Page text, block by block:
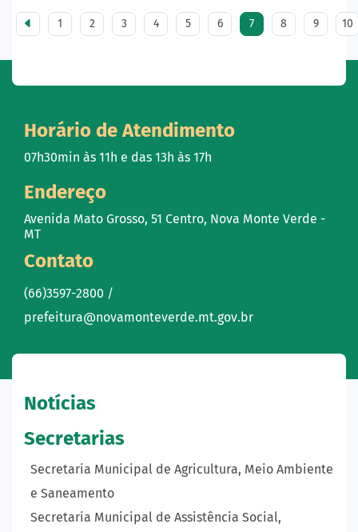
1 2 3 4 5 6 7 8 9 10
Horário de Atendimento
07h30min às 11h e das 13h às 17h
Endereço
Avenida Mato Grosso, 51 Centro, Nova Monte Verde -
MT
Contato
(66)3597-2800 /
prefeitura@novamonteverde.mt.gov.br
Notícias
Secretarias
Secretaria Municipal de Agricultura, Meio Ambiente
e Saneamento
Secretaria Municipal de Assistência Social,